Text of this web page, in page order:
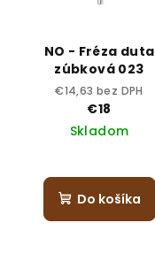
NO - Fréza duta
zúbková 023
€14,63 bez DPH
€18
Skladom
Do košíka